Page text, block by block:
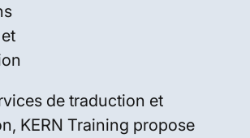
de traduction et
KERN Training propose